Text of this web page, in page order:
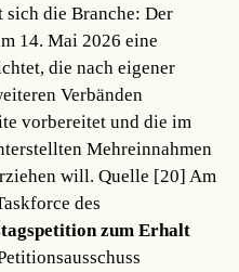
sich die Branche: Der
14. Mai 2026 eine
die nach eigener
Verbänden
vorbereitet und die im
Mehreinnahmen
will.Quelle [20] Am
des
zum Erhalt